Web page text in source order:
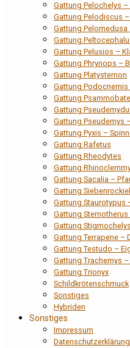
Gattung Pelochelys
Gattung Pelodiscus
Gattung
Gattung
Gattung Pelusios –
Gattung Phrynops –
Gattung Platysternon
Gattung
Gattung
Gattung
Gattung Pseudemys
Gattung Pyxis –
Gattung Rafetus
Gattung Rheodytes
Gattung
Gattung Sacalia –
Gattung
Gattung Staurotypus
Gattung
Gattung
Gattung Terrapene –
Gattung Testudo –
Gattung Trachemys
Gattung Trionyx
Schildkrötenschmuck
Sonstiges
Hybriden
Sonstiges
Impressum
Datenschutzerklärung